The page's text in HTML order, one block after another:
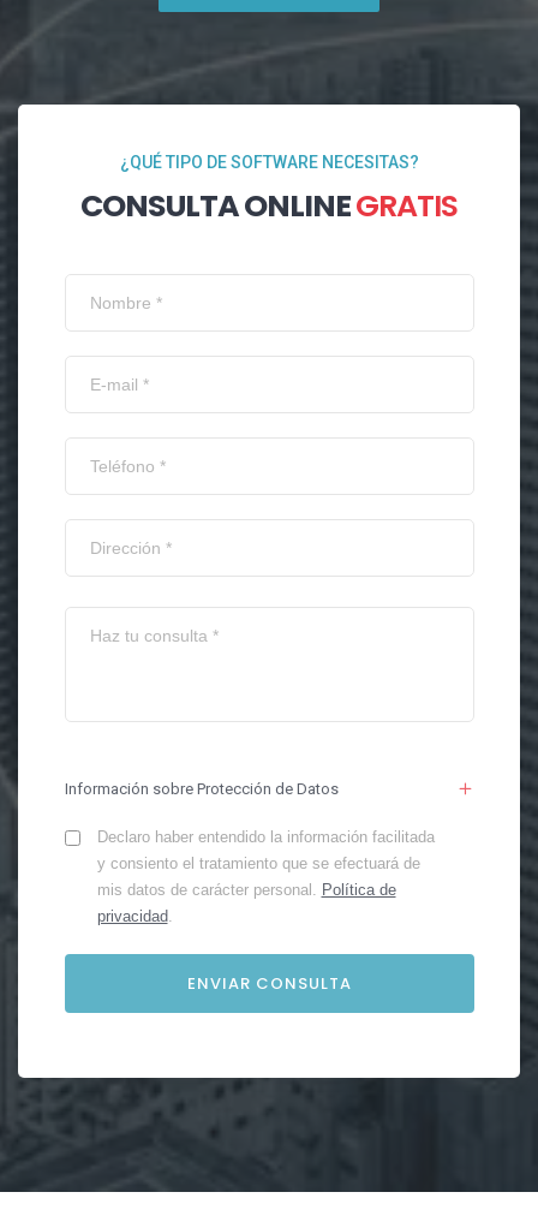
¿QUÉ TIPO DE SOFTWARE NECESITAS?
CONSULTA ONLINEGRATIS
Información sobre Protección de Datos
Declaro haber entendido la información facilitada
y consiento el tratamiento que se efectuará de
mis datos de carácter personal. Política de
privacidad.